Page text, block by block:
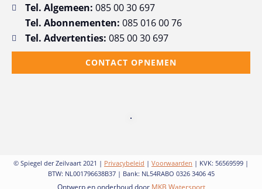
Tel. Algemeen: 085 00 30 697
Tel. Abonnementen: 085 016 00 76
Tel. Advertenties: 085 00 30 697
CONTACT OPNEMEN
© Spiegel der Zeilvaart 2021 | Privacybeleid | Voorwaarden | KVK: 56569599 |
BTW: NL001796638B37 | Bank: NL54RABO 0326 3406 45